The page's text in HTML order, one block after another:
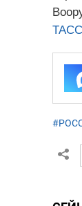
ТАСС